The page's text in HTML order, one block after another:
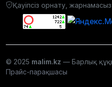
Қауіпсіз орнату,
© 2025 malim.kz — Барлық
Прайс-парақшасы